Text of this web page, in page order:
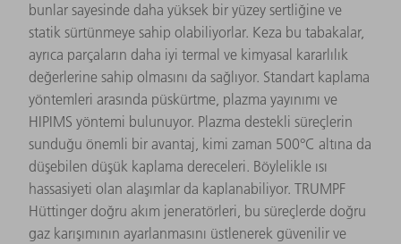
bunlar sayesinde daha yüksek bir yüzey sertliğine ve
statik sürtünmeye sahip olabiliyorlar. Keza bu tabakalar,
ayrıca parçaların daha iyi termal ve kimyasal kararlılık
değerlerine sahip olmasını da sağlıyor. Standart kaplama
yöntemleri arasında püskürtme, plazma yayınımı ve
HIPIMS yöntemi bulunuyor. Plazma destekli süreçlerin
sunduğu önemli bir avantaj, kimi zaman 500°C altına da
düşebilen düşük kaplama dereceleri. Böylelikle ısı
hassasiyeti olan alaşımlar da kaplanabiliyor. TRUMPF
Hüttinger doğru akım jeneratörleri, bu süreçlerde doğru
gaz karışımının ayarlanmasını üstlenerek güvenilir ve